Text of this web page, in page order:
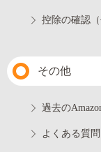
控除の確認
その他
過去の
よくある質問